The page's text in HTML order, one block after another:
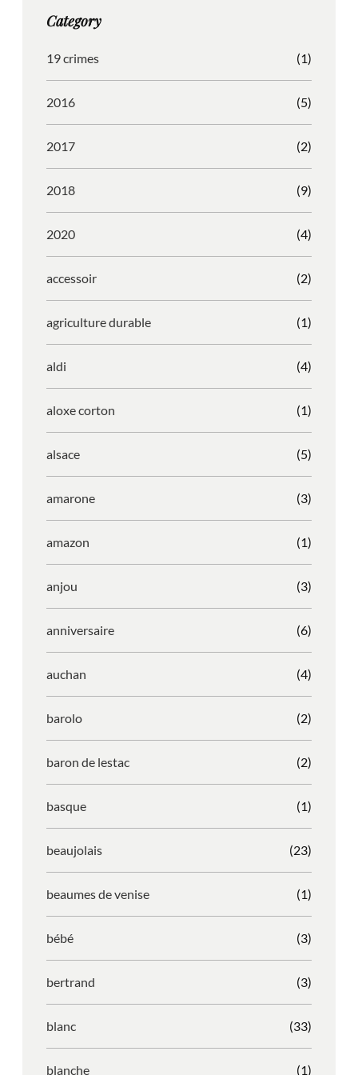
r
m
o
Category
19 crimes (1)
2016 (5)
2017 (2)
2018 (9)
2020 (4)
accessoir (2)
agriculture durable (1)
aldi (4)
aloxe corton (1)
alsace (5)
amarone (3)
amazon (1)
anjou (3)
anniversaire (6)
auchan (4)
barolo (2)
baron de lestac (2)
basque (1)
beaujolais (23)
beaumes de venise (1)
bébé (3)
bertrand (3)
blanc (33)
blanche (1)